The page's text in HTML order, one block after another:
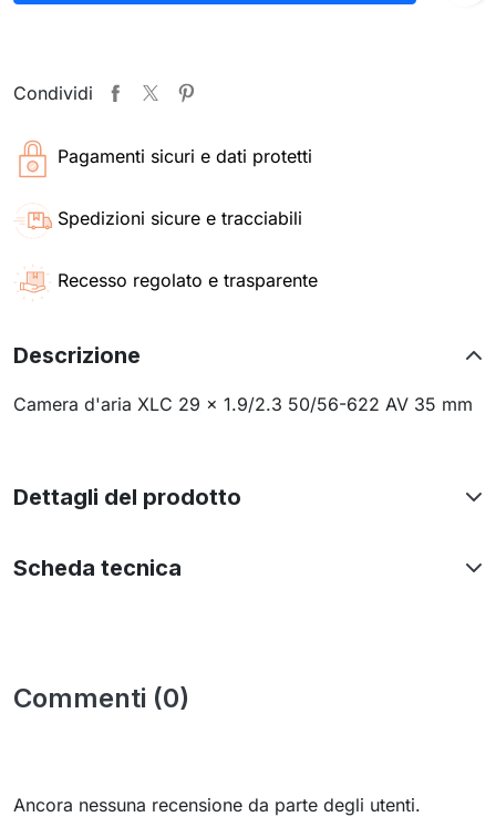
Condividi
Pagamenti sicuri e dati protetti
Spedizioni sicure e tracciabili
Recesso regolato e trasparente
Descrizione
Camera d'aria XLC 29 x 1.9/2.3 50/56-622 AV 35 mm
Dettagli del prodotto
Scheda tecnica
Commenti (0)
Ancora nessuna recensione da parte degli utenti.